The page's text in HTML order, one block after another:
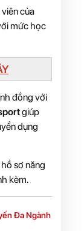
của
mức học
đồng với
giúp
dụng
sơ năng
kèm.
Đa Ngành